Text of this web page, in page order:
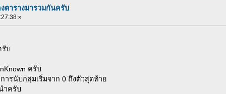
ตารางมารวมกันครับ
»
รับ
ครับ
ารนับกลุ่มเริ่มจาก 0 ถึงตัวสุดท้าย
ำครับ